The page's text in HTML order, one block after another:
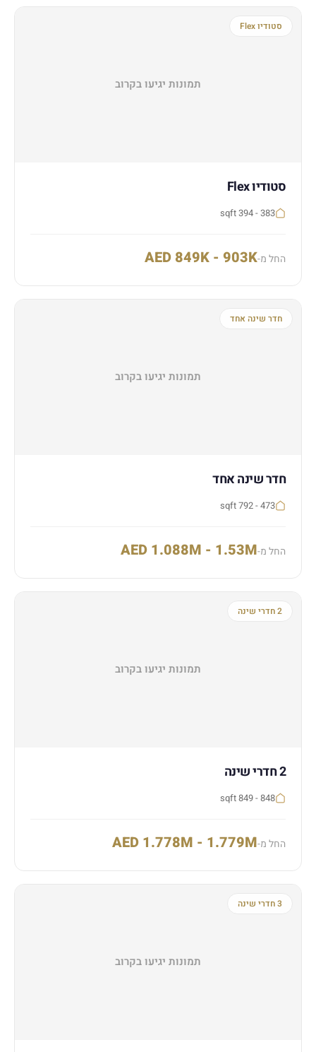
תמונות יגיעו בקרוב
סטודיו Flex
סטודיו Flex
383 - 394 sqft
החל מ-AED 849K - 903K
תמונות יגיעו בקרוב
חדר שינה אחד
חדר שינה אחד
473 - 792 sqft
החל מ-AED 1.088M - 1.53M
תמונות יגיעו בקרוב
2 חדרי שינה
2 חדרי שינה
848 - 849 sqft
החל מ-AED 1.778M - 1.779M
תמונות יגיעו בקרוב
3 חדרי שינה